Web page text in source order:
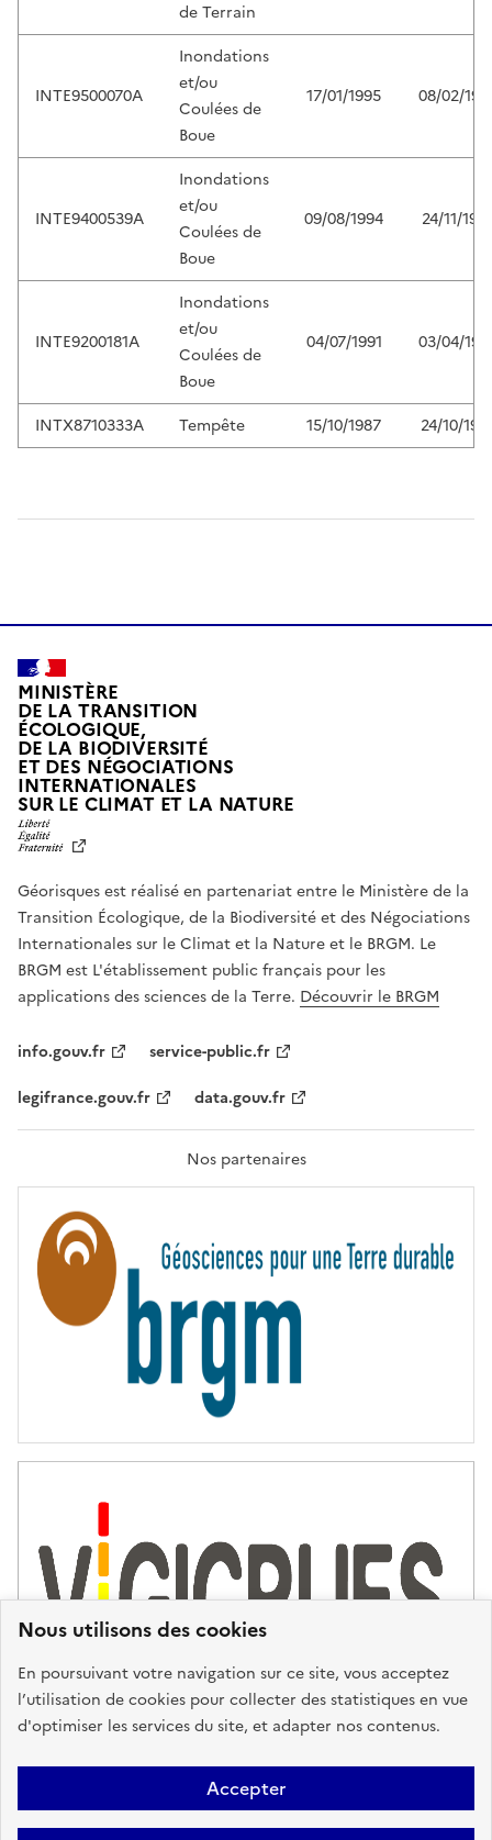
Nous utilisons des cookies
En poursuivant votre navigation sur ce site, vous acceptez
l’utilisation de cookies pour collecter des statistiques en vue
d'optimiser les services du site, et adapter nos contenus.
Accepter
de Terrain
INTE9500070A
Inondations
et/ou
Coulées de
Boue
17/01/1995 08/02/
INTE9400539A
Inondations
et/ou
Coulées de
Boue
09/08/1994 24/11/
INTE9200181A
Inondations
et/ou
Coulées de
Boue
04/07/1991 03/04/
INTX8710333A Tempête 15/10/1987 24/10/
MINISTÈRE
DE LA TRANSITION
ÉCOLOGIQUE,
DE LA BIODIVERSITÉ
ET DES NÉGOCIATIONS
INTERNATIONALES
SUR LE CLIMAT ET LA NATUREL
T
É
,
É
G
A
L
F
A
T
R
T
É
Géorisques est réalisé en partenariat entre le Ministère de la
Transition Écologique, de la Biodiversité et des Négociations
Internationales sur le Climat et la Nature et le BRGM. Le
BRGM est L'établissement public français pour les
applications des sciences de la Terre. Découvrir le BRGM
info.gouv.fr
service-public.fr
legifrance.gouv.fr
data.gouv.fr
Nos partenaires
Plan du site Accessibilité : partiellement conforme
Mentions
Légales
Données personnelles Gestion des cookies FAQ